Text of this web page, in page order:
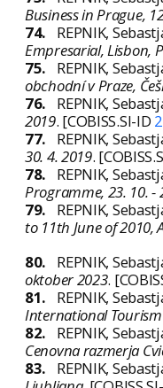
Business in Prague,
74.
REPNIK,
Empresarial, Lisbon,
75.
REPNIK,
obchodní v Praze,
76.
REPNIK,
2019. [COBISS.SI-ID
77.
REPNIK,
30. 4. 2019.
78.
REPNIK,
Programme, 23. 10. -
79.
REPNIK,
to 11th June of 2010,
80. REPNIK,
oktober 2023.
81.
REPNIK,
International Tourism
82.
REPNIK,
Cenovna razmerja
83.
REPNIK,